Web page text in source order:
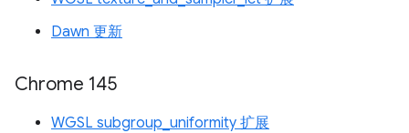
Dawn 更新
Chrome 145
WGSL subgroup_uniformity 扩展